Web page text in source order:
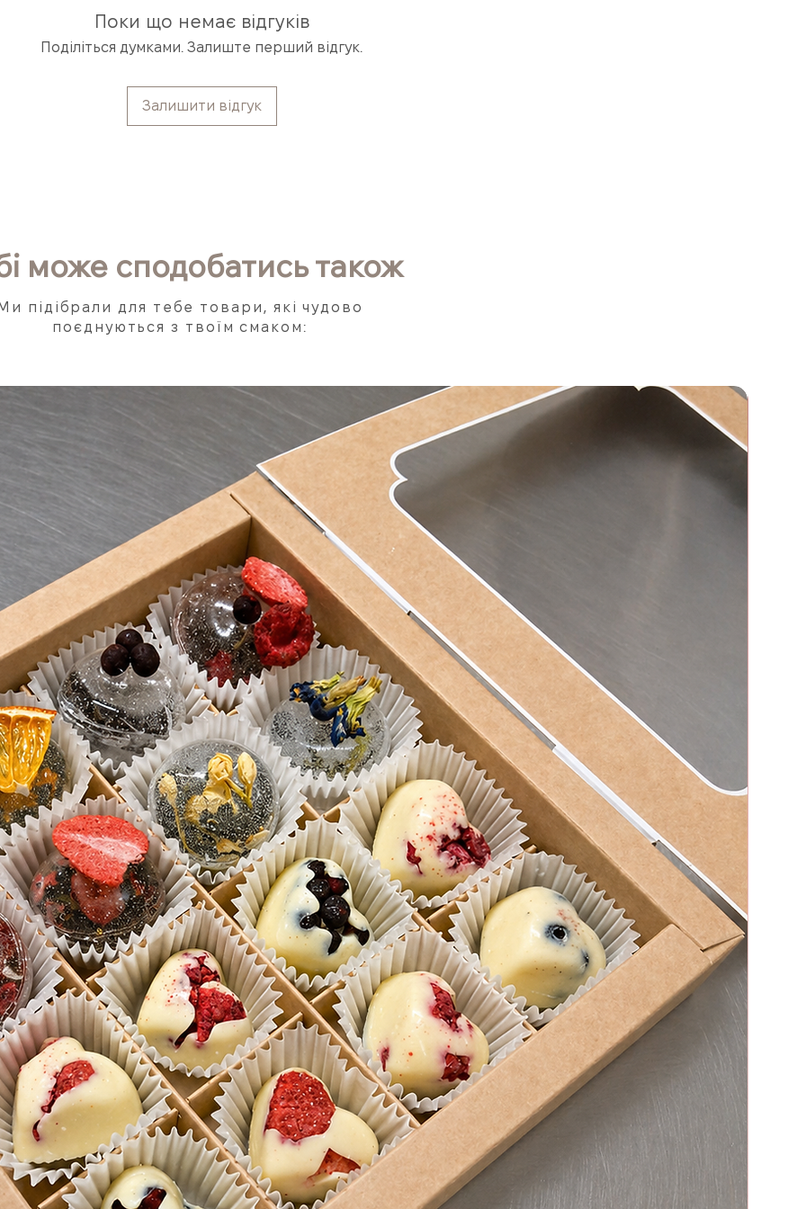
затишного вечора
невеликого сюрпризу
весняних та осінніх подарунків
чайних церемоній
Поки що немає відгуків
Поділіться думками. Залиште перший відгук.
Залишити відгук
може сподобатись також
підібрали для тебе товари, які чудово
поєднуються з твоїм смаком: